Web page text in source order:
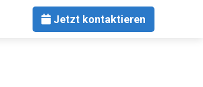
Jetzt kontaktieren